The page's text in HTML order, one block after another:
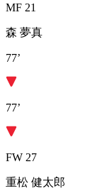
MF 21
森 夢真
77’
77’
FW 27
重松 健太郎